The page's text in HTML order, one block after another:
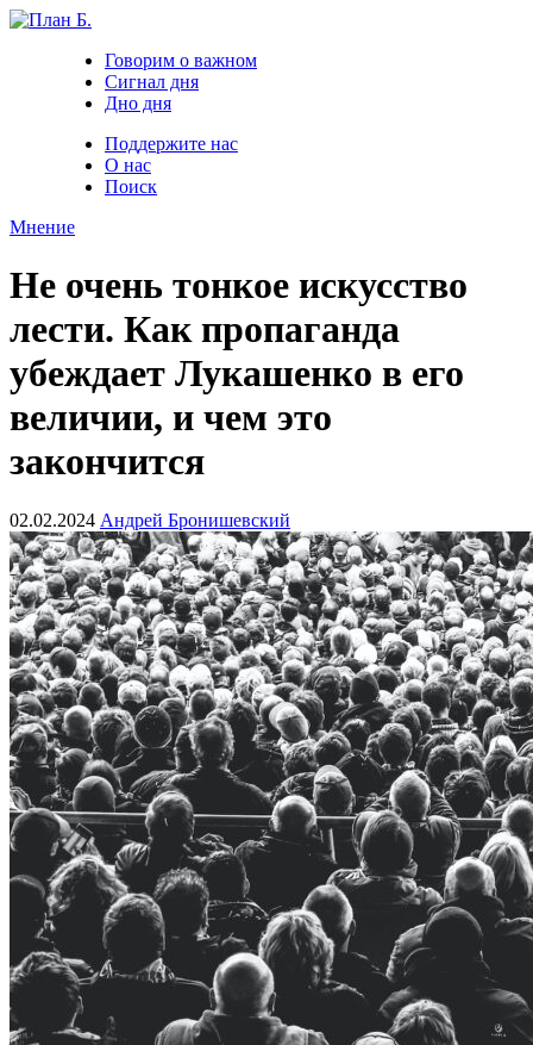
Говорим о важном
Сигнал дня
Дно дня
Поддержите нас
О нас
Поиск
Мнение
Не очень тонкое искусство
лести. Как пропаганда
убеждает Лукашенко в его
величии, и чем это
закончится
02.02.2024 Андрей Бронишевский